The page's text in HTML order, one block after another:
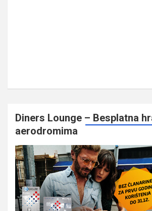
Diners Lounge – Besplatna
aerodromima